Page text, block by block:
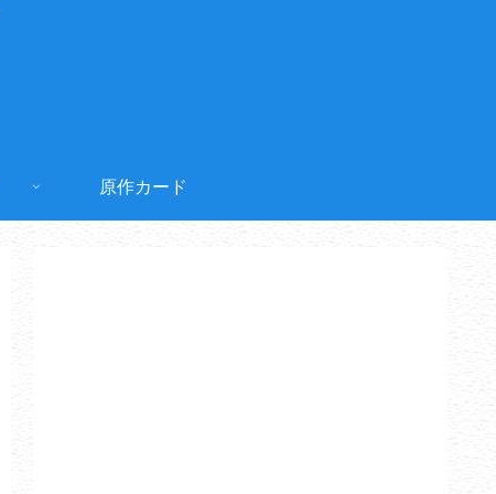
原作カード